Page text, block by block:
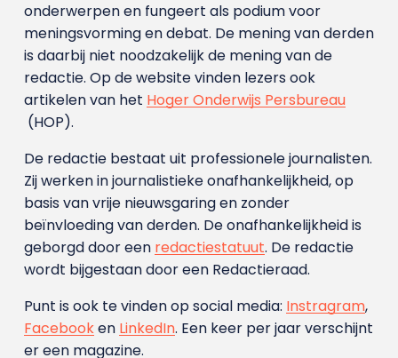
onderwerpen en fungeert als podium voor
meningsvorming en debat. De mening van derden
is daarbij niet noodzakelijk de mening van de
redactie. Op de website vinden lezers ook
artikelen van het Hoger Onderwijs Persbureau
(HOP).
De redactie bestaat uit professionele journalisten.
Zij werken in journalistieke onafhankelijkheid, op
basis van vrije nieuwsgaring en zonder
beïnvloeding van derden. De onafhankelijkheid is
geborgd door een redactiestatuut. De redactie
wordt bijgestaan door een Redactieraad.
Punt is ook te vinden op social media: Instragram,
Facebooken LinkedIn. Een keer per jaar verschijnt
er een magazine.